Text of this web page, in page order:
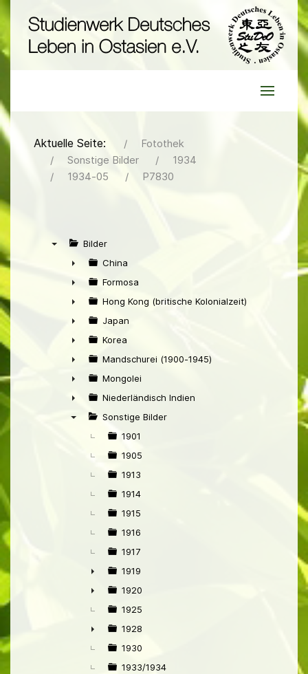
Aktuelle Seite:
Fotothek
Sonstige Bilder
1934
1934-05
P7830
Bilder
►
China
►
Formosa
►
Hong Kong (britische Kolonialzeit)
►
Japan
►
Korea
►
Mandschurei (1900-1945)
►
Mongolei
►
Niederländisch Indien
Sonstige Bilder
1901
1905
1913
1914
1915
1916
1917
►
1919
►
1920
1925
►
1928
1930
1933/1934